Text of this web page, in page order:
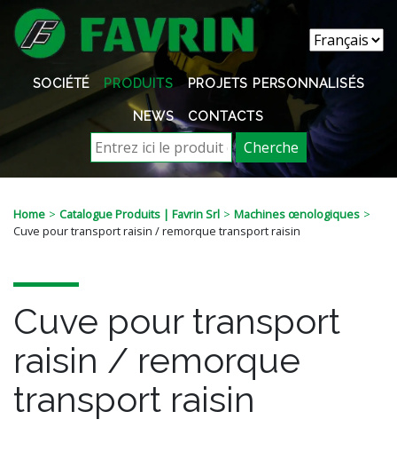
SOCIÉTÉ PRODUITS PROJETS PERSONNALISÉS
NEWS CONTACTS
Cherche
Home Catalogue Produits | Favrin Srl
Machines œnologiques
Cuve pour transport raisin / remorque transport raisin
Cuve pour transport
raisin / remorque
transport raisin